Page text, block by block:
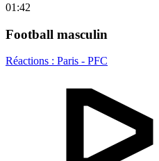
01:42
Football masculin
Réactions : Paris - PFC